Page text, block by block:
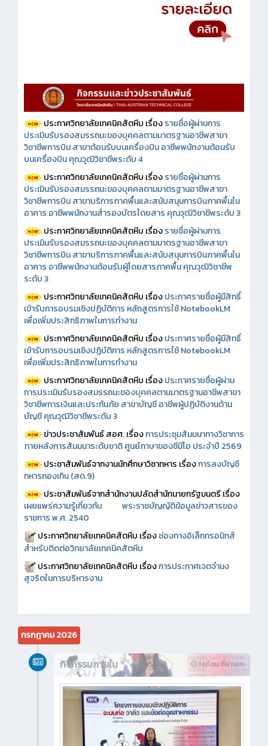
ประกาศวิทยาลัยเทคนิคสัตหีบ เรื่องรายชื่อผู้ผ่านการ
ประเมินรับรองสมรรถนะของบุคคลตามมาตรฐานอาชีพสาขา
วิชาชีพการบิน สาขาต้อนรับบนเครื่องบิน อาชีพพนักงานต้อนรับ
บนเครื่องบิน คุณวุฒิวิชาชีพระดับ 4
ประกาศวิทยาลัยเทคนิคสัตหีบ เรื่องรายชื่อผู้ผ่านการ
ประเมินรับรองสมรรถนะของบุคคลตามมาตรฐานอาชีพสาขา
วิชาชีพการบิน สาขาบริการภาคพื้นและสนับสนุนการบินภาคพื้นใน
อาคาร อาชีพพนักงานสำรองบัตรโดยสาร คุณวุฒิวิชาชีพระดับ 3
ประกาศวิทยาลัยเทคนิคสัตหีบ เรื่องรายชื่อผู้ผ่านการ
ประเมินรับรองสมรรถนะของบุคคลตามมาตรฐานอาชีพสาขา
วิชาชีพการบิน สาขาบริการภาคพื้นและสนับสนุนการบินภาคพื้นใน
อาคาร อาชีพพนักงานต้อนรับผู้โดยสารภาคพื้น คุณวุฒิวิชาชีพ
ระดับ 3
ประกาศวิทยาลัยเทคนิคสัตหีบ เรื่องประกาศรายชื่อผู้มีสิทธิ์
เข้ารับการอบรมเชิงปฏิบัติการ หลักสูตรการใช้ NotebookLM
เพื่อเพิ่มประสิทธิภาพในการทำงาน
ประกาศวิทยาลัยเทคนิคสัตหีบ เรื่องประกาศรายชื่อผู้มีสิทธิ์
เข้ารับการอบรมเชิงปฏิบัติการ หลักสูตรการใช้ NotebookLM
เพื่อเพิ่มประสิทธิภาพในการทำงาน
ประกาศวิทยาลัยเทคนิคสัตหีบ เรื่องประกาศรายชื่อผู้ผ่าน
การประเมินรับรองสมรรถนะของบุคคลตามมาตรฐานอาชีพสาขา
วิชาชีพการเงินและประกันภัย สาขาบัญชี อาชีพผู้ปฏิบัติงานด้าน
บัญชี คุณวุฒิวิชาชีพระดับ 3
ข่าวประชาสัมพันธ์ สอศ.เรื่องการประชุมสัมมนาทางวิชาการ
ภายหลังการสัมมนาระดับชาติ ศูนย์ภาษาของซีมีโอ ประจำปี 2569
ประชาสัมพันธ์จากงานนักศึกษาวิชาทหาร เรื่องการลงบัญชี
ทหารกองเกิน (สด.9)
ประชาสัมพันธ์จากสำนักงานปลัดสำนักนายกรัฐมนตรี เรื่อง
เผยแพร่ความรู้เกี่ยวกับ พระราชบัญญัติข้อมูลข่าวสารของ
ราชการ พ.ศ. 2540
ประกาศวิทยาลัยเทคนิคสัตหีบ เรื่องช่องทางอิเล็กทรอนิกส์
สำหรับติดต่อวิทยาลัยเทคนิคสัตหีบ
ประกาศวิทยาลัยเทคนิคสัตหีบ เรื่องการประกาศเจตจำนง
สุจริตในการบริหารงาน
กรกฎาคม 2026
1 เดือน ที่ผ่านมา
กิจกรรมภายใน